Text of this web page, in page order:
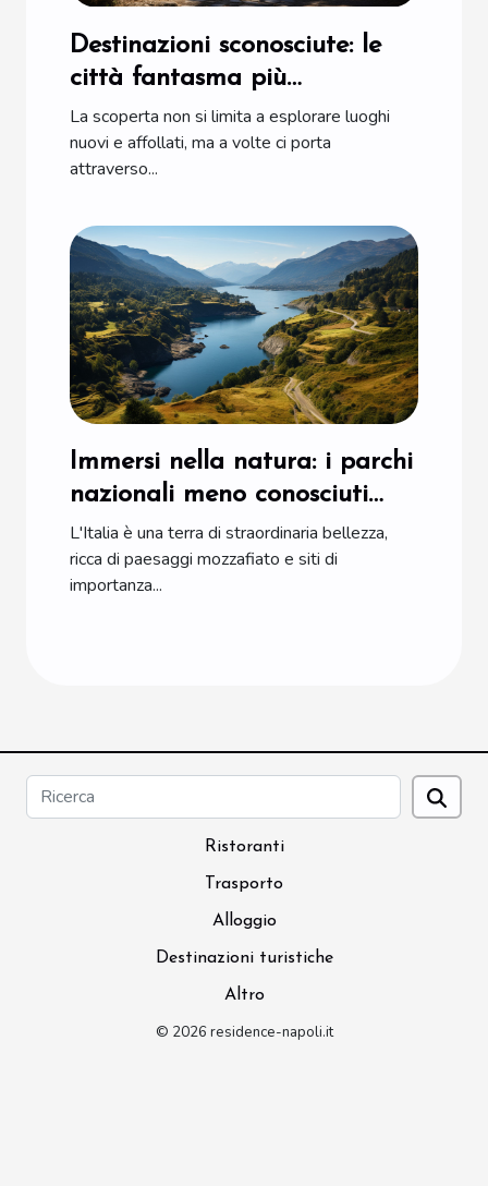
Destinazioni sconosciute: le
città fantasma più
affascinanti d'Italia
La scoperta non si limita a esplorare luoghi
nuovi e affollati, ma a volte ci porta
attraverso...
Immersi nella natura: i parchi
nazionali meno conosciuti
d'Italia
L'Italia è una terra di straordinaria bellezza,
ricca di paesaggi mozzafiato e siti di
importanza...
Ristoranti
Trasporto
Alloggio
Destinazioni turistiche
Altro
© 2026 residence-napoli.it